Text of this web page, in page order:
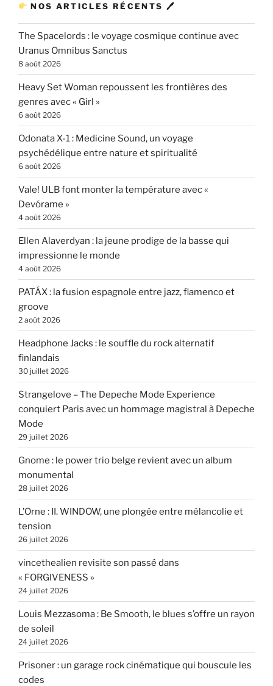
NOS ARTICLES RÉCENTS 🖊
The Spacelords : le voyage cosmique continue avec
Uranus Omnibus Sanctus
8 août 2026
Heavy Set Woman repoussent les frontières des
genres avec « Girl »
6 août 2026
Odonata X-1 : Medicine Sound, un voyage
psychédélique entre nature et spiritualité
6 août 2026
Vale! ULB font monter la température avec «
Devórame »
4 août 2026
Ellen Alaverdyan : la jeune prodige de la basse qui
impressionne le monde
4 août 2026
PATÁX : la fusion espagnole entre jazz, flamenco et
groove
2 août 2026
Headphone Jacks : le souffle du rock alternatif
finlandais
30 juillet 2026
Strangelove – The Depeche Mode Experience
conquiert Paris avec un hommage magistral à Depeche
Mode
29 juillet 2026
Gnome : le power trio belge revient avec un album
monumental
28 juillet 2026
L’Orne : II. WINDOW, une plongée entre mélancolie et
tension
26 juillet 2026
vincethealien revisite son passé dans
« FORGIVENESS »
24 juillet 2026
Louis Mezzasoma : Be Smooth, le blues s’offre un rayon
de soleil
24 juillet 2026
Prisoner : un garage rock cinématique qui bouscule les
codes